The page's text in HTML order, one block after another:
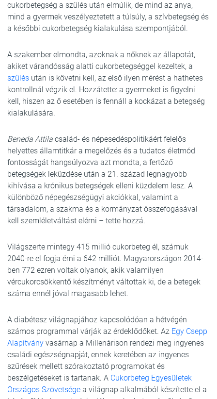
cukorbetegség a szülés után elmúlik, de mind az anya,
mind a gyermek veszélyeztetett a túlsúly, a szívbetegség és
a későbbi cukorbetegség kialakulása szempontjából.
A szakember elmondta, azoknak a nőknek az állapotát,
akiket várandósság alatti cukorbetegséggel kezeltek, a
szülés után is követni kell, az első ilyen mérést a hathetes
kontrollnál végzik el. Hozzátette: a gyermeket is figyelni
kell, hiszen az ő esetében is fennáll a kockázat a betegség
kialakulására.
Beneda Attila család- és népesedéspolitikáért felelős
helyettes államtitkár a megelőzés és a tudatos életmód
fontosságát hangsúlyozva azt mondta, a fertőző
betegségek leküzdése után a 21. század legnagyobb
kihívása a krónikus betegségek elleni küzdelem lesz. A
különböző népegészségügyi akciókkal, valamint a
társadalom, a szakma és a kormányzat összefogásával
kell szemléletváltást elérni – tette hozzá.
Világszerte mintegy 415 millió cukorbeteg él, számuk
2040-re el fogja érni a 642 milliót. Magyarországon 2014-
ben 772 ezren voltak olyanok, akik valamilyen
vércukorcsökkentő készítményt váltottak ki, de a betegek
száma ennél jóval magasabb lehet.
A diabétesz világnapjához kapcsolódóan a hétvégén
számos programmal várják az érdeklődőket. Az Egy Csepp
Alapítvány vasárnap a Millenárison rendezi meg ingyenes
családi egészségnapját, ennek keretében az ingyenes
szűrések mellett szórakoztató programokat és
beszélgetéseket is tartanak. A Cukorbeteg Egyesületek
Országos Szövetsége a világnap alkalmából készítette el a